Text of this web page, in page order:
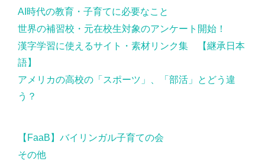
AI時代の教育・子育てに必要なこと
世界の補習校・元在校生対象のアンケート開始！
漢字学習に使えるサイト・素材リンク集 【継承日本
語】
アメリカの高校の「スポーツ」、「部活」とどう違
う？
【FaaB】バイリンガル子育ての会
その他